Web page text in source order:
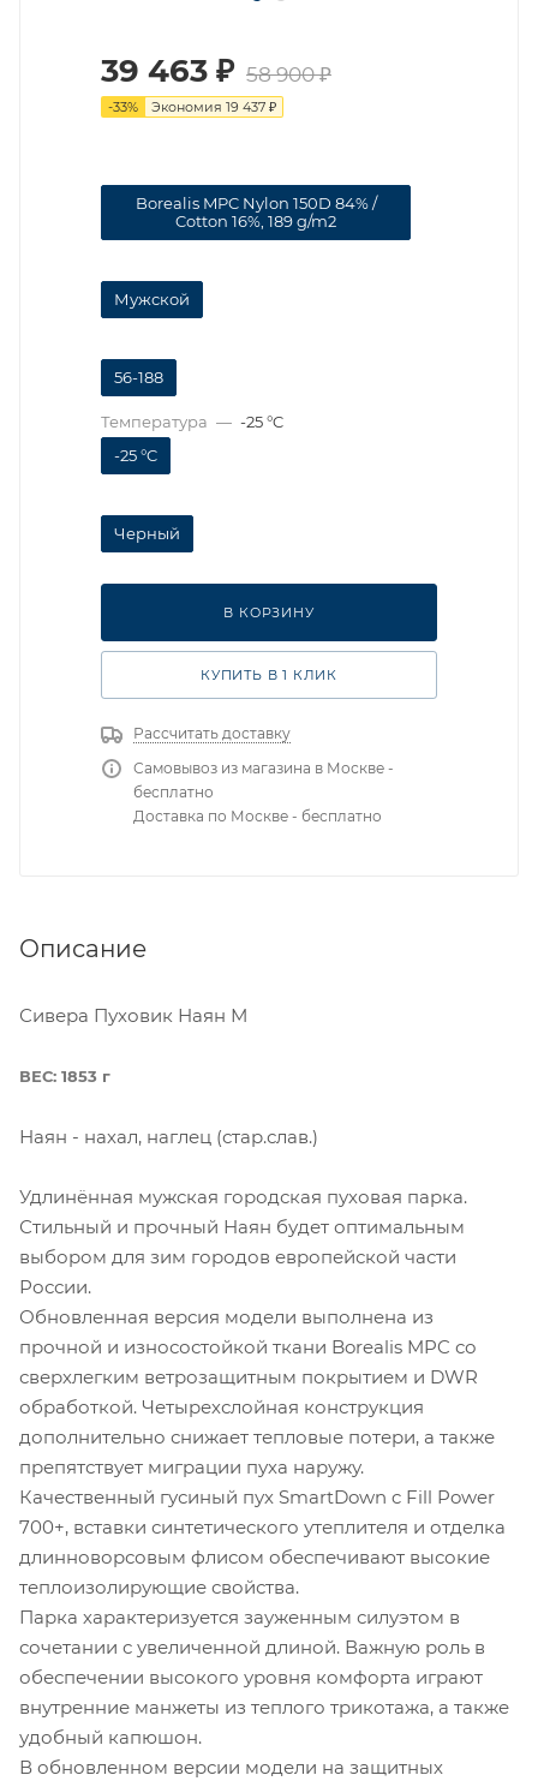
39 463 ₽ 58 900₽
-33% Экономия 19 437 ₽
Borealis MPC Nylon 150D 84% /
Cotton 16%, 189 g/m2
Мужской
56-188
Температура — -25 °C
-25 °C
Черный
В КОРЗИНУ
КУПИТЬ В 1 КЛИК
Рассчитать доставку
Самовывоз из магазина в Москве -
бесплатно
Доставка по Москве - бесплатно
Описание
Сивера Пуховик Наян М
ВЕС: 1853 г
Наян - нахал, наглец (стар.слав.)
Удлинённая мужская городская пуховая парка.
Стильный и прочный Наян будет оптимальным
выбором для зим городов европейской части
России.
Обновленная версия модели выполнена из
прочной и износостойкой ткани Borealis MPC со
сверхлегким ветрозащитным покрытием и DWR
обработкой. Четырехслойная конструкция
дополнительно снижает тепловые потери, а также
препятствует миграции пуха наружу.
Качественный гусиный пух SmartDown c Fill Power
700+, вставки синтетического утеплителя и отделка
длинноворсовым флисом обеспечивают высокие
теплоизолирующие свойства.
Парка характеризуется зауженным силуэтом в
сочетании с увеличенной длиной. Важную роль в
обеспечении высокого уровня комфорта играют
внутренние манжеты из теплого трикотажа, а также
удобный капюшон.
В обновленном версии модели на защитных